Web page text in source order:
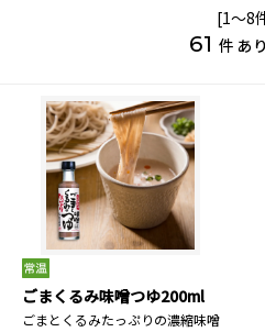
[1～8
61 件あ
ごまくるみ味噌つゆ200ml
ごまとくるみたっぷりの濃縮味噌